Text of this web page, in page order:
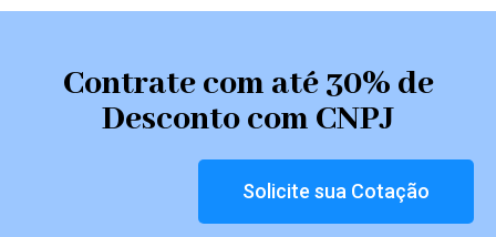
Contrate com até 30% de
Desconto com CNPJ
Solicite sua Cotação